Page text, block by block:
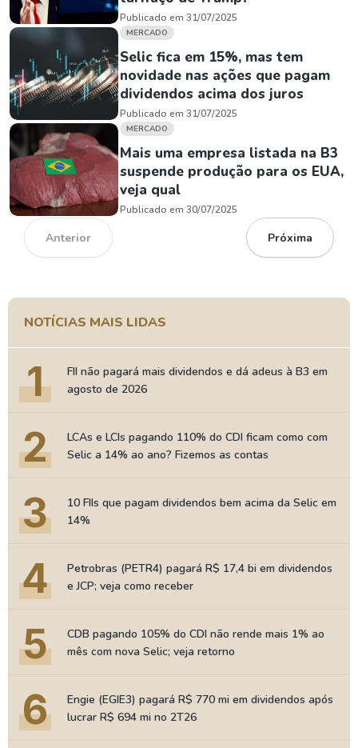
Publicado em 31/07/2025
MERCADO
Selic fica em 15%, mas tem
novidade nas ações que pagam
dividendos acima dos juros
Publicado em 31/07/2025
MERCADO
Mais uma empresa listada na B3
suspende produção para os EUA,
veja qual
Publicado em 30/07/2025
Anterior Próxima
NOTÍCIAS MAIS LIDAS
1
FII não pagará mais dividendos e dá adeus à B3 em
agosto de 2026
2
LCAs e LCIs pagando 110% do CDI ficam como com
Selic a 14% ao ano? Fizemos as contas
3
10 FIIs que pagam dividendos bem acima da Selic em
14%
4
Petrobras (PETR4) pagará R$ 17,4 bi em dividendos
e JCP; veja como receber
5
CDB pagando 105% do CDI não rende mais 1% ao
mês com nova Selic; veja retorno
6
Engie (EGIE3) pagará R$ 770 mi em dividendos após
lucrar R$ 694 mi no 2T26